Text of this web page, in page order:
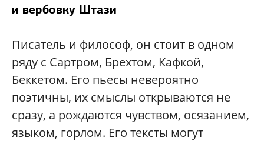
и вербовку Штази
Писатель и философ, он стоит в одном
ряду с Сартром, Брехтом, Кафкой,
Беккетом. Его пьесы невероятно
поэтичны, их смыслы открываются не
сразу, а рождаются чувством, осязанием,
языком, горлом. Его тексты могут